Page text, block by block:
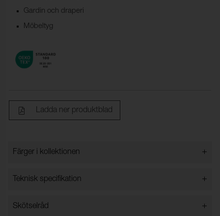
Gardin och draperi
Möbeltyg
Ladda ner produktblad
Färger i kollektionen +
Färger i kollektionen
Teknisk specifikation +
Bredd:
Skötselråd +